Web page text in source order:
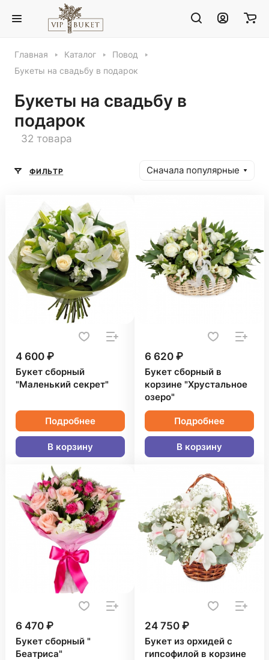
Главная Каталог
Повод
Букеты на свадьбу в подарок
Букеты на свадьбу в
подарок
32 товара
ФИЛЬТР Сначала популярные
4 600 ₽
Букет сборный
"Маленький секрет"
Подробнее
В корзину
6 620 ₽
Букет сборный в
корзине "Хрустальное
озеро"
Подробнее
В корзину
6 470 ₽
Букет сборный "
Беатриса"
24 750 ₽
Букет из орхидей с
гипсофилой в корзине